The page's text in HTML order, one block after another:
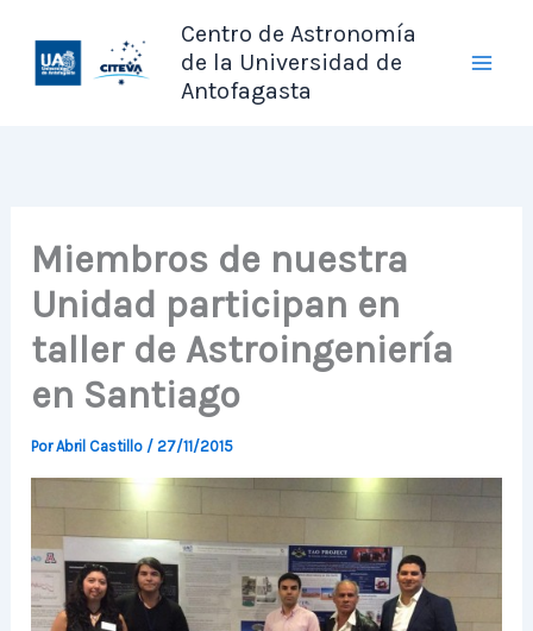
contenido
Centro de Astronomía
de la Universidad de
Antofagasta
Miembros de nuestra
Unidad participan en
taller de Astroingeniería
en Santiago
PorAbril Castillo /27/11/2015